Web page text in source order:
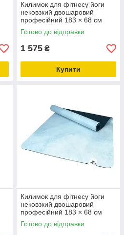
Килимок для фітнесу йоги
нековзкий двошаровий
професійний 183 × 68 см
товщина 4 мм каучук замша
Gemini Sport PSY-0890GR
Готово до відправки
1 575 ₴
Купити
Килимок для фітнесу йоги
нековзкий двошаровий
професійний 183 × 68 см
товщина 4 мм каучук замша
Gemini Sport PSY-0890P
Готово до відправки